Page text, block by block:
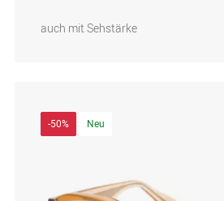
auch mit Sehstärke
-50% Neu